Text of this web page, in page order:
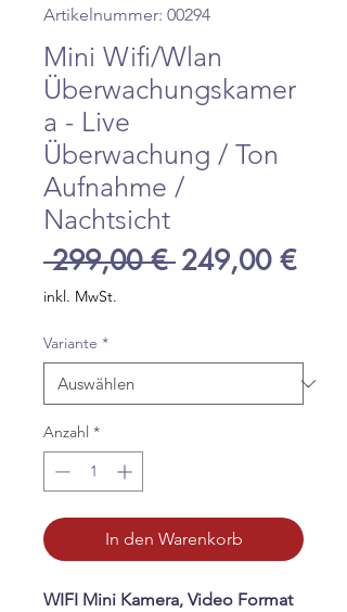
Artikelnummer: 00294
Mini Wifi/Wlan
Überwachungskamer
a - Live
Überwachung / Ton
Aufnahme /
Nachtsicht
299,00 € Standardpreis
249,00 €Sale-
inkl. MwSt.
Variante *
Anzahl *
In den Warenkorb
WIFI Mini Kamera, Video Format